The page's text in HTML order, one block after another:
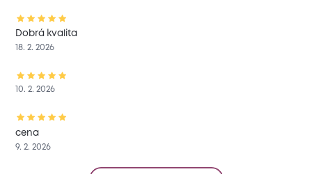
Dobrá kvalita
18. 2. 2026
10. 2. 2026
cena
9. 2. 2026